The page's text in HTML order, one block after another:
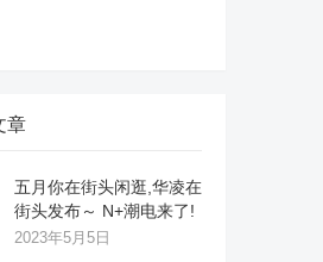
章
五月你在街头闲逛,华凌在
街头发布～ N+潮电来了!
2023年5月5日